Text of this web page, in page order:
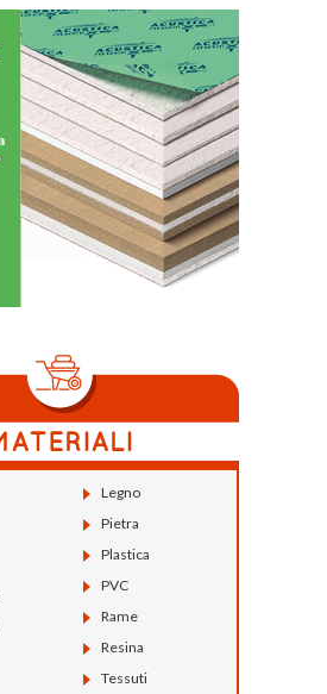
Legno
Pietra
Plastica
PVC
Rame
Resina
Tessuti